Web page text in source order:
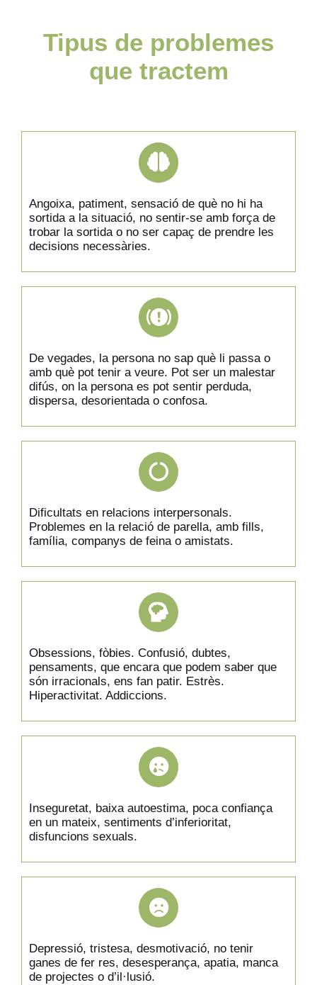
Tipus de problemes
que tractem
Angoixa, patiment, sensació de què no hi ha
sortida a la situació, no sentir-se amb força de
trobar la sortida o no ser capaç de prendre les
decisions necessàries.
De vegades, la persona no sap què li passa o
amb què pot tenir a veure. Pot ser un malestar
difús, on la persona es pot sentir perduda,
dispersa, desorientada o confosa.
Dificultats en relacions interpersonals.
Problemes en la relació de parella, amb fills,
família, companys de feina o amistats.
Obsessions, fòbies. Confusió, dubtes,
pensaments, que encara que podem saber que
són irracionals, ens fan patir. Estrès.
Hiperactivitat. Addiccions.
Inseguretat, baixa autoestima, poca confiança
en un mateix, sentiments d’inferioritat,
disfuncions sexuals.
Depressió, tristesa, desmotivació, no tenir
ganes de fer res, desesperança, apatia, manca
de projectes o d’il·lusió.